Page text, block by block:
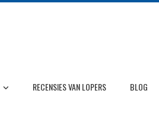
RECENSIES VAN LOPERS BLOG